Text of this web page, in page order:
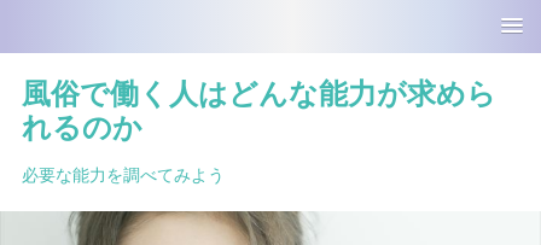
風俗で働く人はどんな能力が求めら
れるのか
必要な能力を調べてみよう